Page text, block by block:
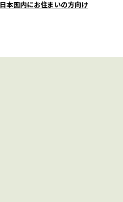
日本国内にお住まいの方向け